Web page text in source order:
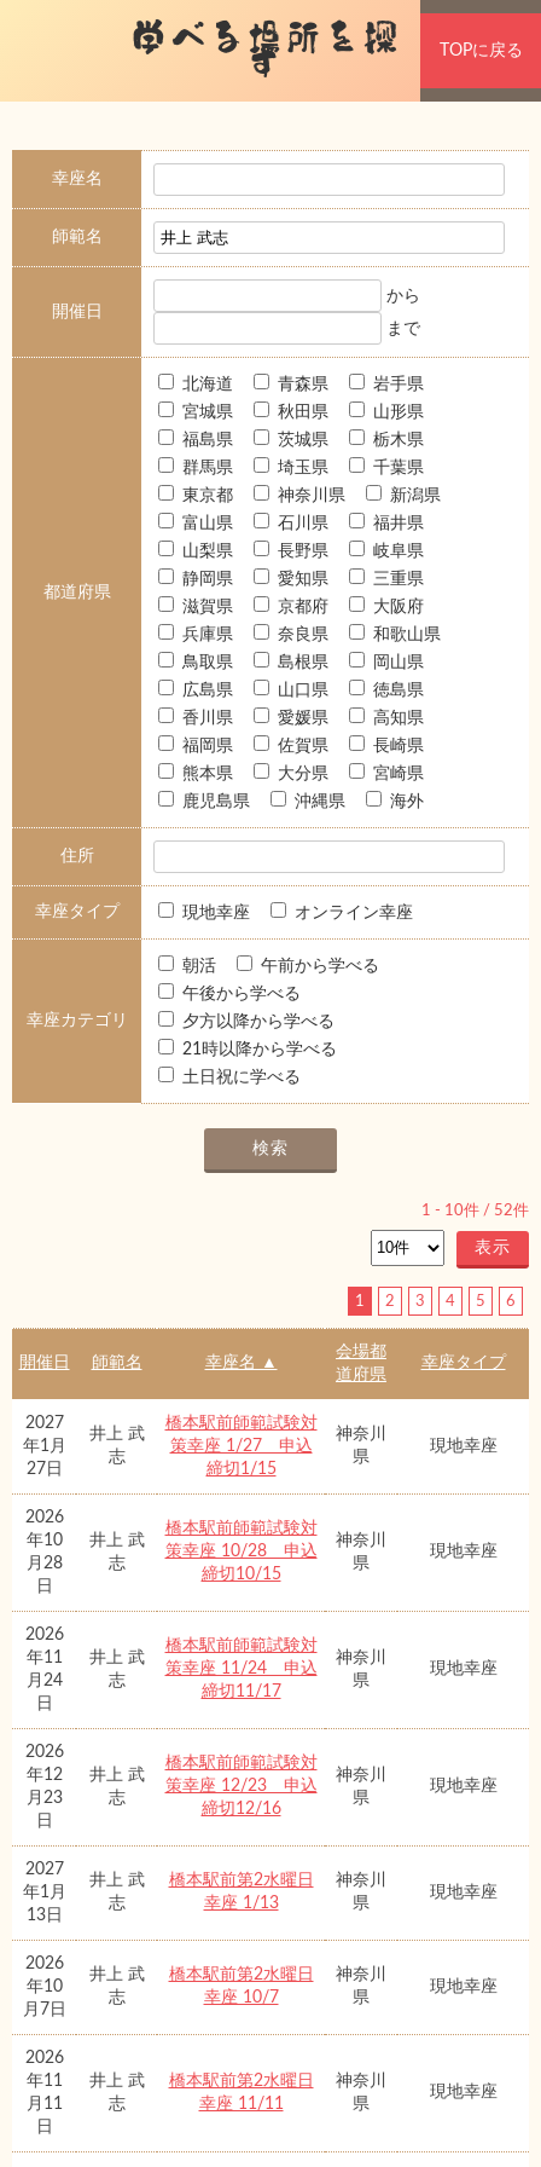
学べる場所を探
す TOPに戻る
幸座名
師範名
開催日
から
まで
都道府県
北海道 青森県
岩手県
宮城県
秋田県
山形県
福島県
茨城県
栃木県
群馬県
埼玉県
千葉県
東京都
神奈川県
新潟県
富山県
石川県
福井県
山梨県
長野県
岐阜県
静岡県
愛知県
三重県
滋賀県
京都府
大阪府
兵庫県
奈良県
和歌山県
鳥取県
島根県
岡山県
広島県
山口県
徳島県
香川県
愛媛県
高知県
福岡県
佐賀県
長崎県
熊本県
大分県
宮崎県
鹿児島県
沖縄県 海外
住所
幸座タイプ 現地幸座 オンライン幸座
幸座カテゴリ
朝活
午前から学べる
午後から学べる
夕方以降から学べる
21時以降から学べる
土日祝に学べる
1 - 10件 / 52件
1 2 3 4 5 6
開催日 師範名 幸座名 ▲
会場都
道府県
幸座タイプ
2027
年1月
27日
井上 武
志
橋本駅前師範試験対
策幸座 1/27 申込
締切1/15
神奈川
県
現地幸座
2026
年10
月28
日
井上 武
志
橋本駅前師範試験対
策幸座 10/28 申込
締切10/15
神奈川
県
現地幸座
2026
年11
月24
日
井上 武
志
橋本駅前師範試験対
策幸座 11/24 申込
締切11/17
神奈川
県
現地幸座
2026
年12
月23
日
井上 武
志
橋本駅前師範試験対
策幸座 12/23 申込
締切12/16
神奈川
県
現地幸座
2027
年1月
13日
井上 武
志
橋本駅前第2水曜日
幸座 1/13
神奈川
県
現地幸座
2026
年10
月7日
井上 武
志
橋本駅前第2水曜日
幸座 10/7
神奈川
県
現地幸座
2026
年11
月11
日
井上 武
志
橋本駅前第2水曜日
幸座 11/11
神奈川
県
現地幸座